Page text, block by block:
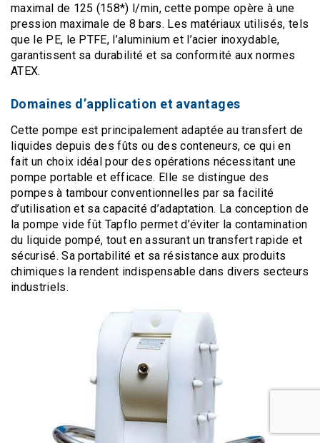
maximal de 125 (158*) l/min, cette pompe opère à une
pression maximale de 8 bars. Les matériaux utilisés, tels
que le PE, le PTFE, l’aluminium et l’acier inoxydable,
garantissent sa durabilité et sa conformité aux normes
ATEX.
Domaines d’application et avantages
Cette pompe est principalement adaptée au transfert de
liquides depuis des fûts ou des conteneurs, ce qui en
fait un choix idéal pour des opérations nécessitant une
pompe portable et efficace. Elle se distingue des
pompes à tambour conventionnelles par sa facilité
d’utilisation et sa capacité d’adaptation. La conception de
la pompe vide fût Tapflo permet d’éviter la contamination
du liquide pompé, tout en assurant un transfert rapide et
sécurisé. Sa portabilité et sa résistance aux produits
chimiques la rendent indispensable dans divers secteurs
industriels.